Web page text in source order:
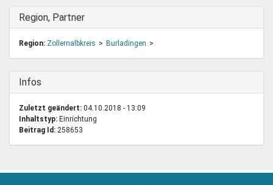
Ausblenden
Region, Partner
Region: Zollernalbkreis Burladingen
Ausblenden
Infos
Zuletzt geändert: 04.10.2018 - 13:09
Inhaltstyp:
einrichtung
Beitrag Id: 258653